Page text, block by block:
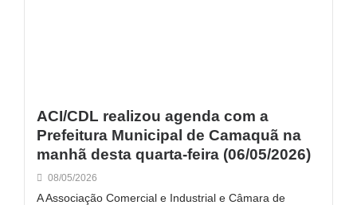
ACI/CDL realizou agenda com a
Prefeitura Municipal de Camaquã na
manhã desta quarta-feira (06/05/2026)
08/05/2026
A Associação Comercial e Industrial e Câmara de